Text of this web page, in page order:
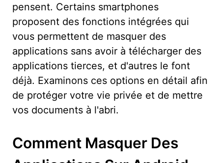
pensent. Certains smartphones
proposent des fonctions intégrées qui
vous permettent de masquer des
applications sans avoir à télécharger des
applications tierces, et d'autres le font
déjà. Examinons ces options en détail afin
de protéger votre vie privée et de mettre
vos documents à l'abri.
Comment Masquer Des